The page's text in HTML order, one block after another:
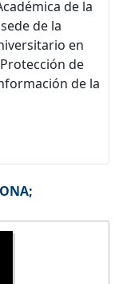
de la
de la
en
de
de la
;